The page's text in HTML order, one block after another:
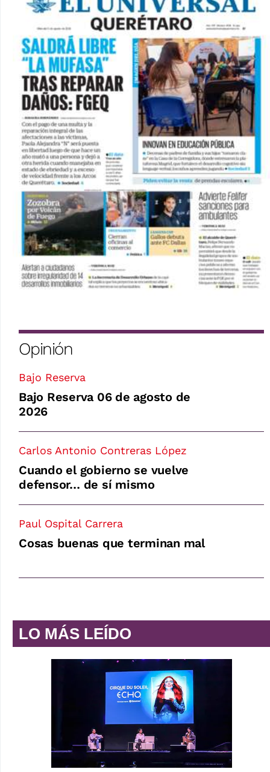
Opinión
Bajo Reserva
Bajo Reserva 06 de agosto de
2026
Carlos Antonio Contreras López
Cuando el gobierno se vuelve
defensor… de sí mismo
Paul Ospital Carrera
Cosas buenas que terminan mal
LO MÁS LEÍDO